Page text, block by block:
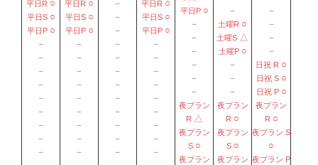
平日R ○
平日S ○
平日P ○
－
－
－
－
－
－
－
－
－
平日R ○
平日S ○
平日P ○
－
－
－
－
－
－
－
－
－
－
－
－
－
－
－
－
－
－
－
－
－
平日R ○
平日S ○
平日P ○
－
－
－
－
－
－
－
－
－
平日P ○
－
－
－
－
－
－
夜プラン
R △
夜プラン
S ○
夜プラン
－
土曜R ○
土曜S △
土曜P ○
－
－
－
夜プラン
R ○
夜プラン
S ○
夜プラン
－
－
－
－
日祝 R ○
日祝 S ○
日祝 P ○
夜プラン
R ○
夜プラン S
○
夜プラン P